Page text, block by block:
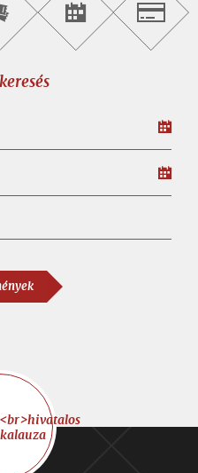
jegyvásárlás
Rendezvény
keresése